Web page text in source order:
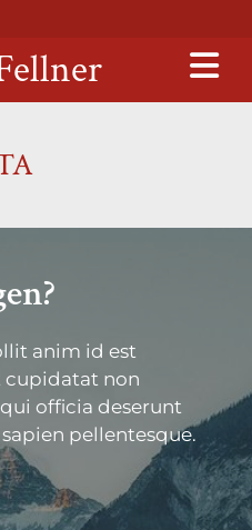
anim id est
cupidatat non
officia deserunt
pellentesque.